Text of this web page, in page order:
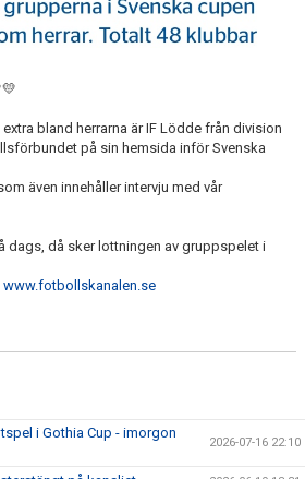
bland herrarna är IF Lödde från division
på sin hemsida inför Svenska
även innehåller intervju med vår
dags, då sker lottningen av gruppspelet i
www.fotbollskanalen.se
i Gothia Cup - imorgon
2026-07-16 22:10